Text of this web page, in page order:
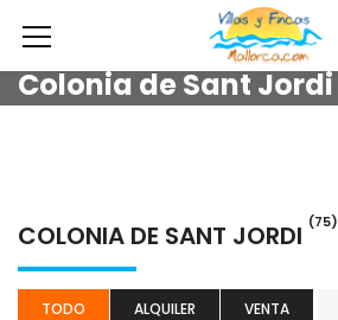
Colonia de Sant Jordi
COLONIA DE SANT JORDI (75)
TODO ALQUILER VENTA